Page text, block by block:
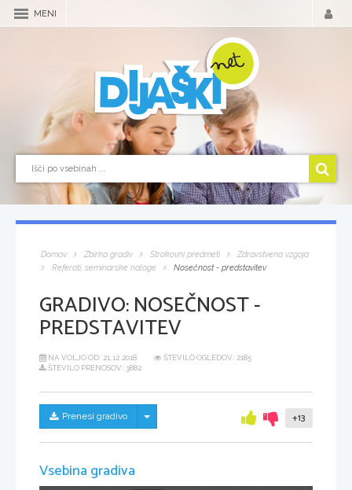
MENI
Domov Zbirka gradiv Strokovni predmeti
Zdravstvena vzgoja
Referati, seminarske naloge
Nosečnost - predstavitev
GRADIVO:NOSEČNOST -
PREDSTAVITEV
NA VOLJO OD: 21.12.2018
ŠTEVILO OGLEDOV: 2185
ŠTEVILO PRENOSOV: 3882
Prenesi gradivo Skrij/prikaži meni +13
Vsebina gradiva